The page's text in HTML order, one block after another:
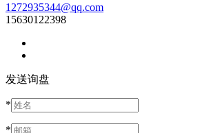
1272935344@qq.com
15630122398
发送询盘
*
*